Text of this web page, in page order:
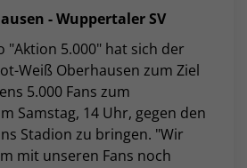
- Wuppertaler SV
5.000" hat sich der
Weiß Oberhausen zum Ziel
5.000 Fans zum
Samstag, 14 Uhr, gegen den
Stadion zu bringen. "Wir
mit unseren Fans noch